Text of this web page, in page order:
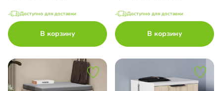
Доступно для доставки
В корзину
Доступно для доставки
В корзину